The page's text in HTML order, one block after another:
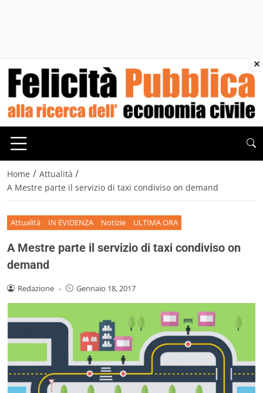
Home / Attualità /
A Mestre parte il servizio di taxi condiviso on demand
Attualità IN EVIDENZA Notizie ULTIMA ORA
A Mestre parte il servizio di taxi condiviso on
demand
Redazione - Gennaio 18, 2017
×